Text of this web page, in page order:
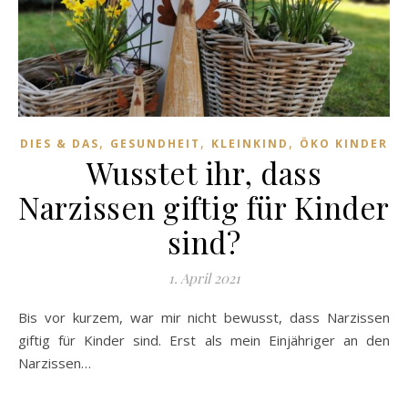
DIES & DAS, GESUNDHEIT , KLEINKIND , ÖKO KINDER
Wusstet ihr, dass
Narzissen giftig für Kinder
sind?
1. April 2021
Bis vor kurzem, war mir nicht bewusst, dass Narzissen
giftig für Kinder sind. Erst als mein Einjähriger an den
Narzissen…